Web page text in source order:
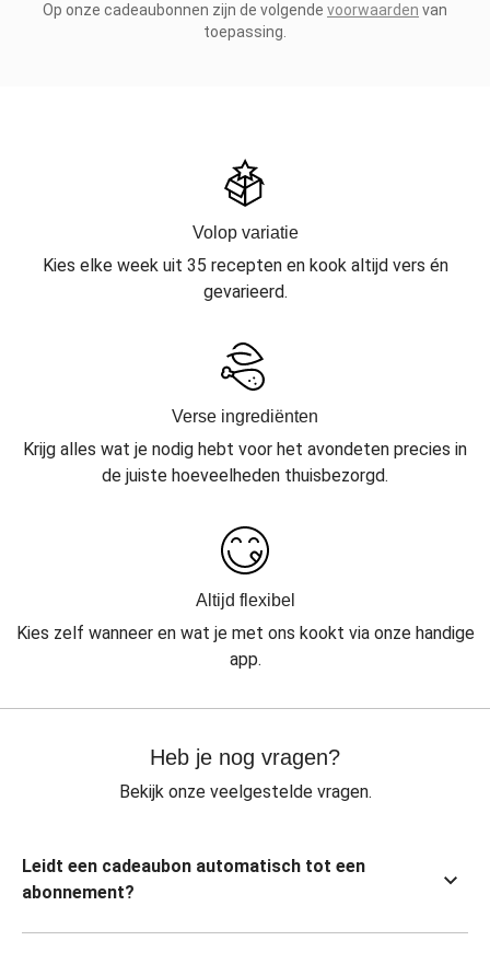
Op onze cadeaubonnen zijn de volgende voorwaarden van
toepassing.
Volop variatie
Kies elke week uit 35 recepten en kook altijd vers én
gevarieerd.
Verse ingrediënten
Krijg alles wat je nodig hebt voor het avondeten precies in
de juiste hoeveelheden thuisbezorgd.
Altijd flexibel
Kies zelf wanneer en wat je met ons kookt via onze handige
app.
Heb je nog vragen?
Bekijk onze veelgestelde vragen.
Leidt een cadeaubon automatisch tot een
abonnement?